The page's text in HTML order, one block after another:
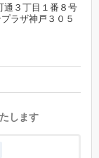
通３丁目１番８号
ラザ神戸３０５
します